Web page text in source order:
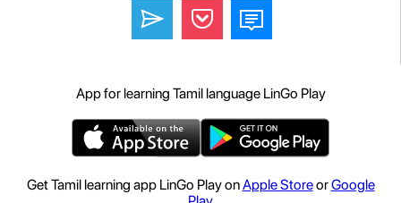
App for learning Tamil language LinGo Play
Get Tamil learning app LinGo Play onApple StoreorGoogle